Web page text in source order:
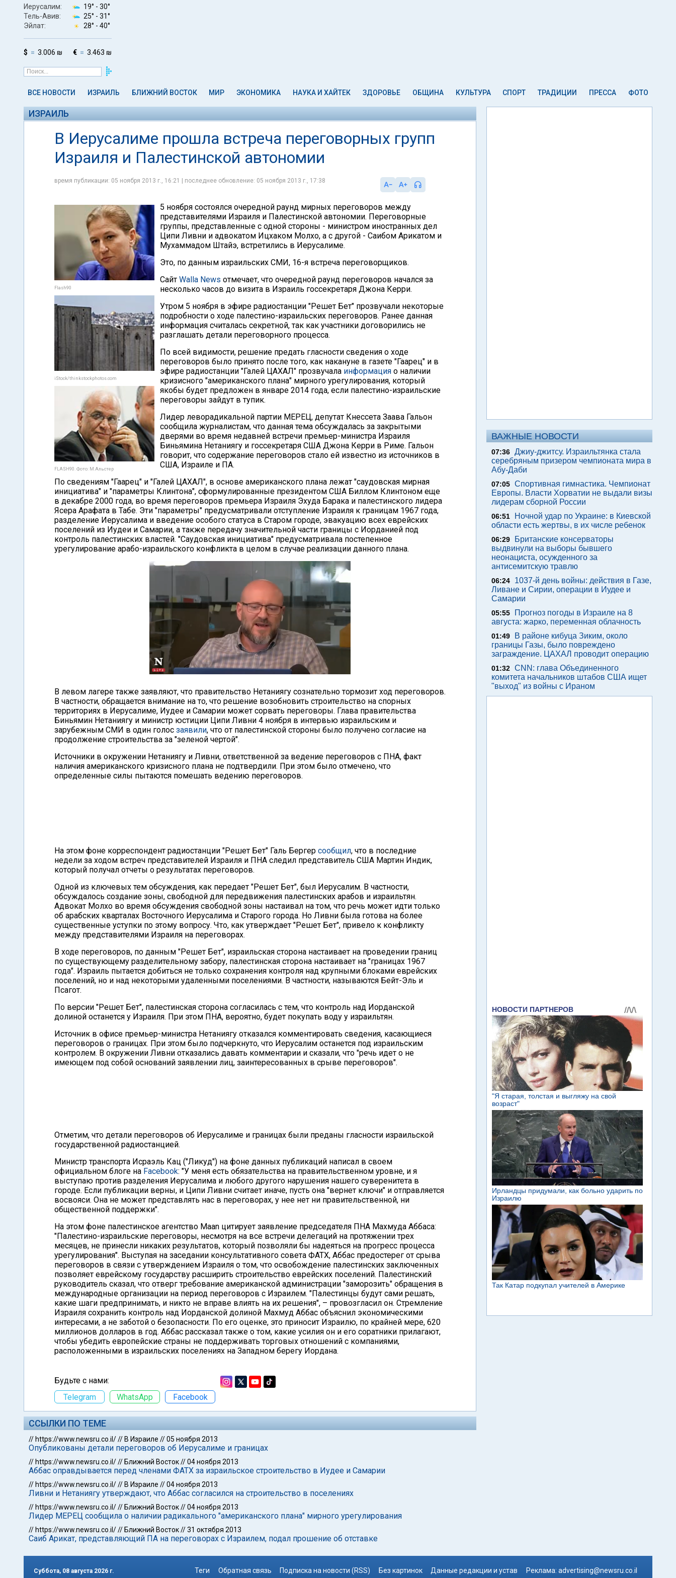
Иерусалим: 19° - 30°
Тель-Авив:
25° - 31°
Эйлат:
28° - 40°
$ 3.006 ₪ € 3.463 ₪
ВСЕ НОВОСТИ ИЗРАИЛЬ БЛИЖНИЙ ВОСТОК МИР ЭКОНОМИКА НАУКА И ХАЙТЕК ЗДОРОВЬЕ ОБЩИНА КУЛЬТУРА СПОРТ ТРАДИЦИИ ПРЕССА ФОТО
ИЗРАИЛЬ
В Иерусалиме прошла встреча переговорных групп
Израиля и Палестинской автономии
время публикации: 05 ноября 2013 г., 16:21 | последнее обновление: 05 ноября 2013 г., 17:38
Flash90
iStock/thinkstockphotos.com
FLASH90. Фото: М.Альстер
5 ноября состоялся очередной раунд мирных переговоров между
представителями Израиля и Палестинской автономии. Переговорные
группы, представленные с одной стороны - министром иностранных дел
Ципи Ливни и адвокатом Ицхаком Молхо, а с другой - Саибом Арикатом и
Мухаммадом Штайэ, встретились в Иерусалиме.
Это, по данным израильских СМИ, 16-я встреча переговорщиков.
Сайт Walla News отмечает, что очередной раунд переговоров начался за
несколько часов до визита в Израиль госсекретаря Джона Керри.
Утром 5 ноября в эфире радиостанции "Решет Бет" прозвучали некоторые
подробности о ходе палестино-израильских переговоров. Ранее данная
информация считалась секретной, так как участники договорились не
разглашать детали переговорного процесса.
По всей видимости, решение предать гласности сведения о ходе
переговоров было принято после того, как накануне в газете "Гаарец" и в
эфире радиостанции "Галей ЦАХАЛ" прозвучала информация о наличии
кризисного "американского плана" мирного урегулирования, который
якобы будет предложен в январе 2014 года, если палестино-израильские
переговоры зайдут в тупик.
Лидер леворадикальной партии МЕРЕЦ, депутат Кнессета Заава Гальон
сообщила журналистам, что данная тема обсуждалась за закрытыми
дверями во время недавней встречи премьер-министра Израиля
Биньямина Нетаниягу и госсекретаря США Джона Керри в Риме. Гальон
говорит, что содержание переговоров стало ей известно из источников в
США, Израиле и ПА.
По сведениям "Гаарец" и "Галей ЦАХАЛ", в основе американского плана лежат "саудовская мирная
инициатива" и "параметры Клинтона", сформулированные президентом США Биллом Клинтоном еще
в декабре 2000 года, во время переговоров премьера Израиля Эхуда Барака и палестинского лидера
Ясера Арафата в Табе. Эти "параметры" предусматривали отступление Израиля к границам 1967 года,
разделение Иерусалима и введение особого статуса в Старом городе, эвакуацию всех еврейских
поселений из Иудеи и Самарии, а также передачу значительной части границы с Иорданией под
контроль палестинских властей. "Саудовская инициатива" предусматривала постепенное
урегулирование арабо-израильского конфликта в целом в случае реализации данного плана.
В левом лагере также заявляют, что правительство Нетаниягу сознательно тормозит ход переговоров.
В частности, обращается внимание на то, что решение возобновить строительство на спорных
территориях в Иерусалиме, Иудее и Самарии может сорвать переговоры. Глава правительства
Биньямин Нетаниягу и министр юстиции Ципи Ливни 4 ноября в интервью израильским и
зарубежным СМИ в один голос заявили, что от палестинской стороны было получено согласие на
продолжение строительства за "зеленой чертой".
Источники в окружении Нетаниягу и Ливни, ответственной за ведение переговоров с ПНА, факт
наличия американского кризисного плана не подтвердили. При этом было отмечено, что
определенные силы пытаются помешать ведению переговоров.
На этом фоне корреспондент радиостанции "Решет Бет" Галь Бергер сообщил, что в последние
недели за ходом встреч представителей Израиля и ПНА следил представитель США Мартин Индик,
который получал отчеты о результатах переговоров.
Одной из ключевых тем обсуждения, как передает "Решет Бет", был Иерусалим. В частности,
обсуждалось создание зоны, свободной для передвижения палестинских арабов и израильтян.
Адвокат Молхо во время обсуждения свободной зоны настаивал на том, что речь может идти только
об арабских кварталах Восточного Иерусалима и Старого города. Но Ливни была готова на более
существенные уступки по этому вопросу. Что, как утверждает "Решет Бет", привело к конфликту
между представителями Израиля на переговорах.
В ходе переговоров, по данным "Решет Бет", израильская сторона настаивает на проведении границ
по существующему разделительному забору, палестинская сторона настаивает на "границах 1967
года". Израиль пытается добиться не только сохранения контроля над крупными блоками еврейских
поселений, но и над некоторыми удаленными поселениями. В частности, называются Бейт-Эль и
Псагот.
По версии "Решет Бет", палестинская сторона согласилась с тем, что контроль над Иорданской
долиной останется у Израиля. При этом ПНА, вероятно, будет покупать воду у израильтян.
Источник в офисе премьер-министра Нетаниягу отказался комментировать сведения, касающиеся
переговоров о границах. При этом было подчеркнуто, что Иерусалим останется под израильским
контролем. В окружении Ливни отказались давать комментарии и сказали, что "речь идет о не
имеющем под собой оснований заявлении лиц, заинтересованных в срыве переговоров".
Отметим, что детали переговоров об Иерусалиме и границах были преданы гласности израильской
государственной радиостанцией.
Министр транспорта Исраэль Кац ("Ликуд") на фоне данных публикаций написал в своем
официальном блоге на Facebook: "У меня есть обязательства на правительственном уровне, и я
выступаю против разделения Иерусалима и любого другого нарушения нашего суверенитета в
городе. Если публикации верны, и Ципи Ливни считает иначе, пусть она "вернет ключи" и отправляется
восвояси. Она не может представлять нас в переговорах, у нее нет ни правительственной, ни
общественной поддержки".
На этом фоне палестинское агентство Maan цитирует заявление председателя ПНА Махмуда Аббаса:
"Палестино-израильские переговоры, несмотря на все встречи делегаций на протяжении трех
месяцев, не принесли никаких результатов, который позволяли бы надеяться на прогресс процесса
урегулирования". Выступая на заседании консультативного совета ФАТХ, Аббас предостерег от срыва
переговоров в связи с утверждением Израиля о том, что освобождение палестинских заключенных
позволяет еврейскому государству расширить строительство еврейских поселений. Палестинский
руководитель сказал, что отверг требование американской администрации "заморозить" обращения в
международные организации на период переговоров с Израилем. "Палестинцы будут сами решать,
какие шаги предпринимать, и никто не вправе влиять на их решения", – провозгласил он. Стремление
Израиля сохранить контроль над Иорданской долиной Махмуд Аббас объяснил экономическими
интересами, а не заботой о безопасности. По его оценке, это приносит Израилю, по крайней мере, 620
миллионов долларов в год. Аббас рассказал также о том, какие усилия он и его соратники прилагают,
чтобы убедить европейские страны не поддерживать торговых отношений с компаниями,
расположенными в израильских поселениях на Западном берегу Иордана.
Будьте с нами:
Telegram
WhatsApp Facebook
ССЫЛКИ ПО ТЕМЕ
// https://www.newsru.co.il/// В Израиле //05 ноября 2013
Опубликованы детали переговоров об Иерусалиме и границах
// https://www.newsru.co.il/// Ближний Восток//04 ноября 2013
Аббас оправдывается перед членами ФАТХ за израильское строительство в Иудее и Самарии
// https://www.newsru.co.il/// В Израиле //04 ноября 2013
Ливни и Нетаниягу утверждают, что Аббас согласился на строительство в поселениях
// https://www.newsru.co.il/// Ближний Восток//04 ноября 2013
Лидер МЕРЕЦ сообщила о наличии радикального "американского плана" мирного урегулирования
// https://www.newsru.co.il/// Ближний Восток//31 октября 2013
Саиб Арикат, представляющий ПА на переговорах с Израилем, подал прошение об отставке
ВАЖНЫЕ НОВОСТИ
07:36 Джиу-джитсу. Израильтянка стала
серебряным призером чемпионата мира в
Абу-Даби
07:05 Спортивная гимнастика. Чемпионат
Европы. Власти Хорватии не выдали визы
лидерам сборной России
06:51
Ночной удар по Украине: в Киевской
области есть жертвы, в их числе ребенок
06:29
Британские консерваторы
выдвинули на выборы бывшего
неонациста, осужденного за
антисемитскую травлю
06:24
1037-й день войны: действия в Газе,
Ливане и Сирии, операции в Иудее и
Самарии
05:55
Прогноз погоды в Израиле на 8
августа: жарко, переменная облачность
01:49
В районе кибуца Зиким, около
границы Газы, было повреждено
заграждение. ЦАХАЛ проводит операцию
01:32 CNN: глава Объединенного
комитета начальников штабов США ищет
"выход" из войны с Ираном
Суббота, 08 августа 2026 г. Теги Обратная связь Подписка на новости (RSS) Без картинок Данные редакции и устав Реклама: advertising@newsru.co.il